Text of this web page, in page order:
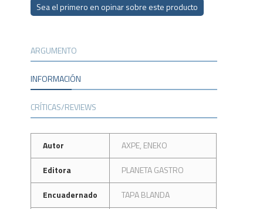
Sea el primero en opinar sobre este producto
ARGUMENTO
INFORMACIÓN
CRÍTICAS/REVIEWS
Autor
AXPE, ENEKO
Editora
PLANETA GASTRO
Encuadernado
TAPA BLANDA